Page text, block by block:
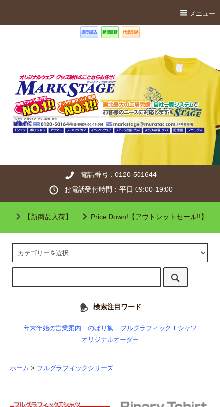
メニュー
電話番号：0120-501644
お電話受付時間：平日 09:00-19:00
【新商品入荷】 Price Down!【アウトレットセール!!】
検索注目ワード
年末年始の営業案内 のぼり旗
フルグラフィックＴシャツ
オリジナルオーダー
ホーム > フルグラフィックシリーズ